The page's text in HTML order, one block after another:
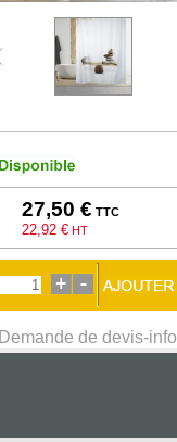
27,50 € TTC
22,92 € HT
Demande de devis-